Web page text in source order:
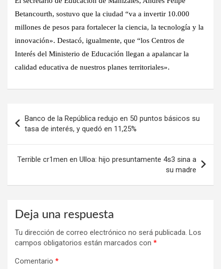
Betancourth, sostuvo que la ciudad “va a invertir 10.000
millones de pesos para fortalecer la ciencia, la tecnología y la
innovación». Destacó, igualmente, que “los Centros de
Interés del Ministerio de Educación llegan a apalancar la
calidad educativa de nuestros planes territoriales».
de
entradas
Banco de la República redujo en 50 puntos básicos su
tasa de interés, y quedó en 11,25%
Terrible cr1men en Ulloa: hijo presuntamente 4s3 sina a
su madre
Deja una respuesta
Tu dirección de correo electrónico no será publicada. Los
campos obligatorios están marcados con *
Comentario *